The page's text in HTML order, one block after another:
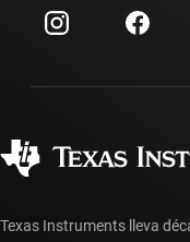
Relaciones con los
Centro de atención al
Preguntas
Preguntas frecuentes
Texas Instruments lleva